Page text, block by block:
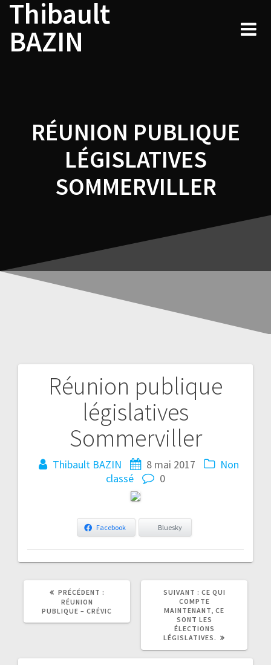
Skip
content
Thibault
BAZIN
RÉUNION PUBLIQUE
LÉGISLATIVES
SOMMERVILLER
Réunion publique
législatives
Sommerviller
Thibault BAZIN 8 mai 2017
Non
classé
0
Facebook Bluesky
Navigation
de
PRÉCÉDENT :
ARTICLE
PRÉCÉDENT
RÉUNION
PUBLIQUE – CRÉVIC
SUIVANT :
ARTICLE
CE QUI
COMPTE
MAINTENANT, CE
SONT LES
ÉLECTIONS
LÉGISLATIVES.